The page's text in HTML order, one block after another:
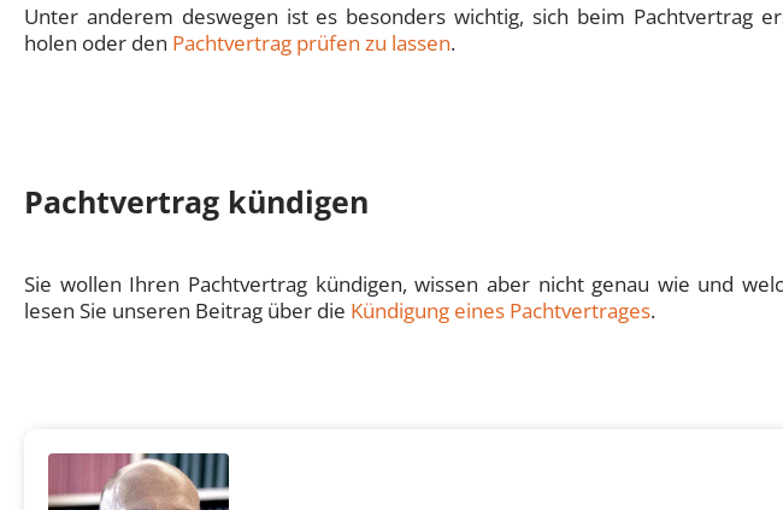
Unter anderem deswegen ist es besonders wichtig, sich beim Pachtvertrag
holen oder den Pachtvertrag prüfen zu lassen.
Pachtvertrag kündigen
Sie wollen Ihren Pachtvertrag kündigen, wissen aber nicht genau wie und
lesen Sie unseren Beitrag über die Kündigung eines Pachtvertrages.